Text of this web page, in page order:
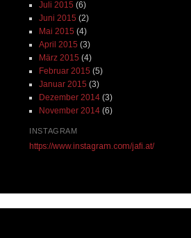
Juli 2015 (6)
Juni 2015 (2)
Mai 2015 (4)
April 2015 (3)
März 2015 (4)
Februar 2015 (5)
Januar 2015 (3)
Dezember 2014(3)
November 2014(6)
INSTAGRAM
https://www.instagram.com/jafi.at/